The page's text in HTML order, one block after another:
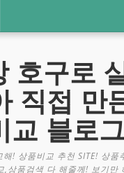
호구로
직접 만
교 블로
! 상품비교 추천 SITE! 상품
,상품검색 다 해줄께! 보기만